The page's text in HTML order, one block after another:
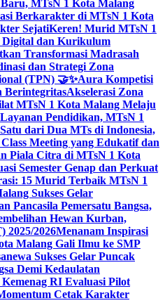
MTsN 1 Kota Malang
Berkarakter di MTsN 1 Kota
SejatiKeren! Murid MTsN 1
Digital dan Kurikulum
Transformasi Madrasah
dan Strategi Zona
(TPN) 🤝✨Aura Kompetisi
BerintegritasAkselerasi Zona
MTsN 1 Kota Malang Melaju
Pendidikan, MTsN 1
Satu dari Dua MTs di Indonesia,
Meeting yang Edukatif dan
Piala Citra di MTsN 1 Kota
Semester Genap dan Perkuat
15 Murid Terbaik MTsN 1
Sukses Gelar
Pancasila Pemersatu Bangsa,
Hewan Kurban,
2025/2026Menanam Inspirasi
Malang Gali Ilmu ke SMP
Sukses Gelar Puncak
Demi Kedaulatan
RI Evaluasi Pilot
Cetak Karakter